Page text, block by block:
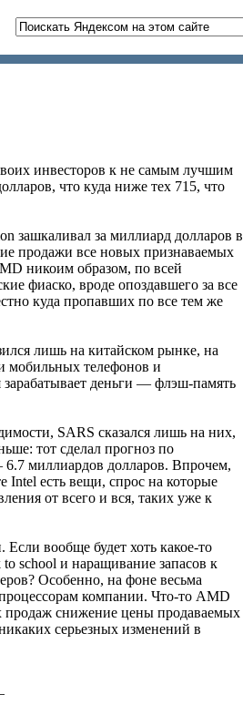
инвесторов к не самым лучшим
что куда ниже тех 715, что
зашкаливал за миллиард долларов в
продажи все новых признаваемых
никоим образом, по всей
фиаско, вроде опоздавшего за все
куда пропавших по все тем же
лишь на китайском рынке, на
мобильных телефонов и
зарабатывает деньги — флэш-память
SARS сказался лишь на них,
тот сделал прогноз по
6.7 миллиардов долларов. Впрочем,
Intel есть вещи, спрос на которые
от всего и вся, таких уже к
вообще будет хоть какое-то
school и наращивание запасов к
Особенно, на фоне весьма
компании. Что-то AMD
продаж снижение цены продаваемых
серьезных изменений в